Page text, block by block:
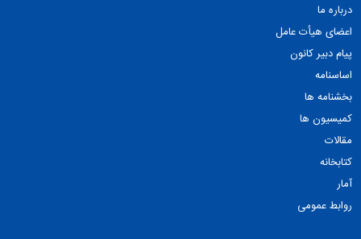
درباره ما
اعضای هیأت عامل
پیام دبیر کانون
اساسنامه
بخشنامه ها
کمیسیون ها
مقالات
کتابخانه
آمار
روابط عمومی